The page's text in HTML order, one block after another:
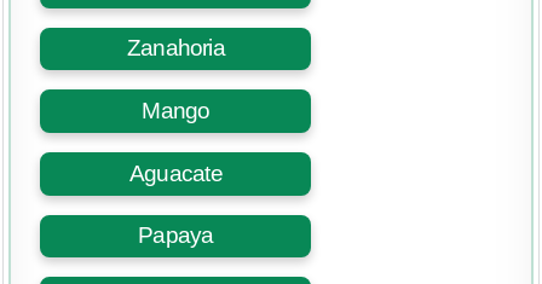
Zanahoria
Mango
Aguacate
Papaya